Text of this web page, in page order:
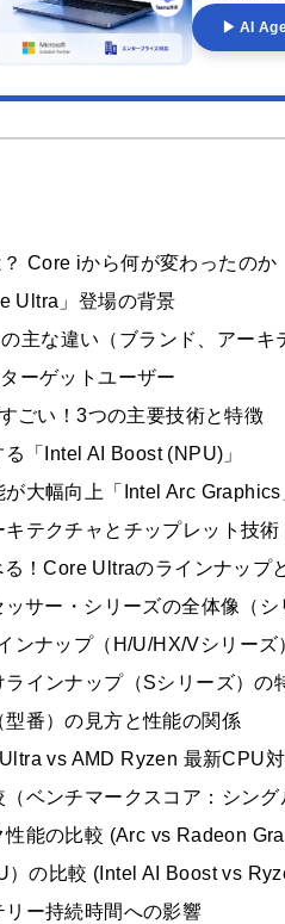
▶ AI
Core iから何が変わったのか
Ultra」登場の背景
主な違い（ブランド、アーキ
ーゲットユーザー
ごい！3つの主要技術と特徴
「Intel AI Boost (NPU)」
大幅向上「Intel Arc Graphics
テクチャとチップレット技
！Core Ultraのラインナップ
サー・シリーズの全体像（シ
ンナップ（H/U/HX/Vシリーズ
ラインナップ（Sシリーズ）の
型番）の見方と性能の関係
vs AMD Ryzen 最新CPU
ベンチマークスコア：シング
性能の比較 (Arc vs Radeon
）の比較 (Intel AI Boost vs
ー持続時間への影響